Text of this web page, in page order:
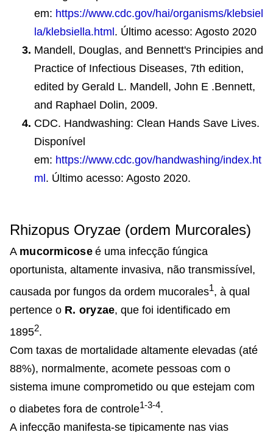
em: https://www.cdc.gov/hai/organisms/klebsiel
la/klebsiella.html . Último acesso: Agosto 2020
Mandell, Douglas, and Bennett's Principies and
Practice of Infectious Diseases, 7th edition,
edited by Gerald L. Mandell, John E .Bennett,
and Raphael Dolin, 2009.
CDC. Handwashing: Clean Hands Save Lives.
Disponível
em: https://www.cdc.gov/handwashing/index.ht
ml . Último acesso: Agosto 2020.
Rhizopus Oryzae (ordem Murcorales)
A mucormicoseé uma infecção fúngica
oportunista, altamente invasiva, não transmissível,
causada por fungos da ordem mucorales1, à qual
pertence o R. oryzae, que foi identificado em
18952.
Com taxas de mortalidade altamente elevadas (até
88%), normalmente, acomete pessoas com o
sistema imune comprometido ou que estejam com
o diabetes fora de controle1-3-4.
A infecção manifesta-se tipicamente nas vias